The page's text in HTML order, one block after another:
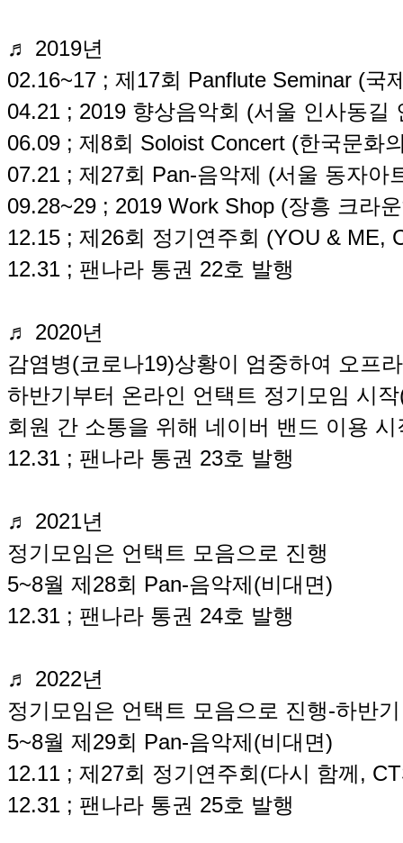
♬ 2019년
02.16~17 ; 제17회 Panflute Seminar (국
04.21 ; 2019 향상음악회 (서울 인사동길
06.09 ; 제8회 Soloist Concert (한국문화
07.21 ; 제27회 Pan-음악제 (서울 동자아
09.28~29 ; 2019 Work Shop (장흥 크라
12.15 ; 제26회 정기연주회 (YOU & ME,
12.31 ; 팬나라 통권 22호 발행
♬ 2020년
감염병(코로나19)상황이 엄중하여 오프
하반기부터 온라인 언택트 정기모임 시
회원 간 소통을 위해 네이버 밴드 이용 시
12.31 ; 팬나라 통권 23호 발행
♬ 2021년
정기모임은 언택트 모음으로 진행
5~8월 제28회 Pan-음악제(비대면)
12.31 ; 팬나라 통권 24호 발행
♬ 2022년
정기모임은 언택트 모음으로 진행-하반
5~8월 제29회 Pan-음악제(비대면)
12.11 ; 제27회 정기연주회(다시 함께,
12.31 ; 팬나라 통권 25호 발행